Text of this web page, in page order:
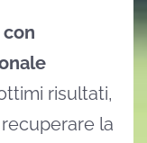
risultati,
la